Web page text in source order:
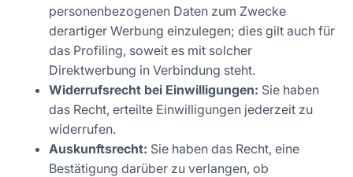
personenbezogenen Daten zum Zwecke
derartiger Werbung einzulegen; dies gilt auch für
das Profiling, soweit es mit solcher
Direktwerbung in Verbindung steht.
Widerrufsrecht bei Einwilligungen: Sie haben
das Recht, erteilte Einwilligungen jederzeit zu
widerrufen.
Auskunftsrecht: Sie haben das Recht, eine
Bestätigung darüber zu verlangen, ob